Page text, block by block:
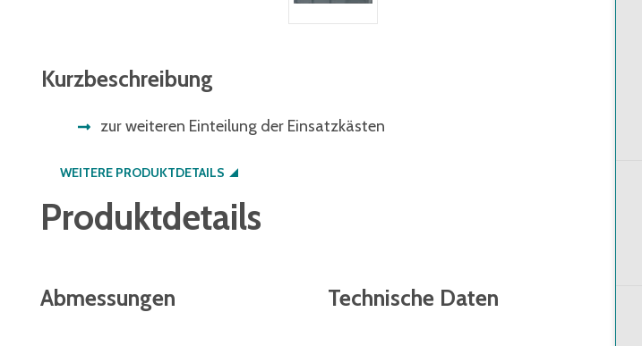
Kurzbeschreibung
zur weiteren Einteilung der Einsatzkästen
WEITERE PRODUKTDETAILS
Produktdetails
Abmessungen Technische Daten